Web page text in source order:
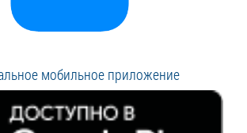
мобильное приложение